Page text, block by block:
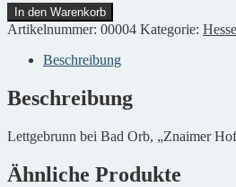
Lettgenbrunn
Menge
In den Warenkorb
Artikelnummer: 00004 Kategorie:
Beschreibung
Beschreibung
Lettgebrunn bei Bad Orb, „Znaimer
Ähnliche Produkte